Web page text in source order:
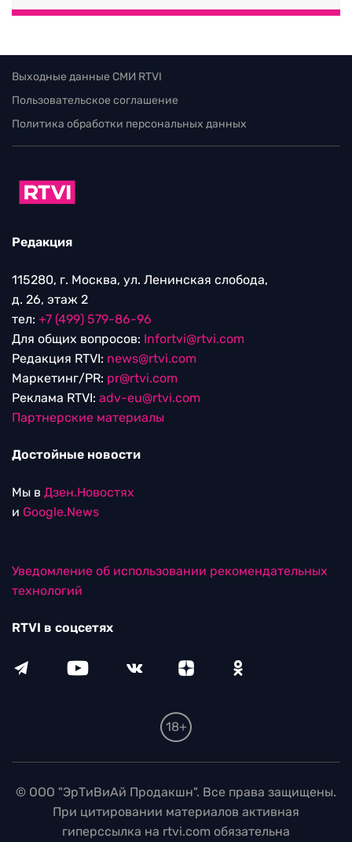
Выходные данные СМИ RTVI
Пользовательское соглашение
Политика обработки персональных данных
Редакция
115280, г. Москва, ул. Ленинская слобода,
д. 26, этаж 2
тел: +7 (499) 579-86-96
Для общих вопросов: Infortvi@rtvi.com
Редакция RTVI: news@rtvi.com
Маркетинг/PR: pr@rtvi.com
Реклама RTVI: adv-eu@rtvi.com
Партнерские материалы
Достойные новости
Мы в Дзен.Новостях
и Google.News
Уведомление об использовании рекомендательных
технологий
RTVI в соцсетях
18+
© ООО "ЭрТиВиАй Продакшн". Все права защищены.
При цитировании материалов активная
гиперссылка на rtvi.com обязательна